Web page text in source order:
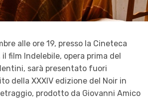
alle ore 19, presso la Cineteca
film Indelebile, opera prima del
sarà presentato fuori
della XXXIV edizione del Noir in
prodotto da Giovanni Amico